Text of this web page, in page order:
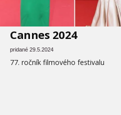
Cannes 2024
pridané 29.5.2024
77. ročník filmového festivalu